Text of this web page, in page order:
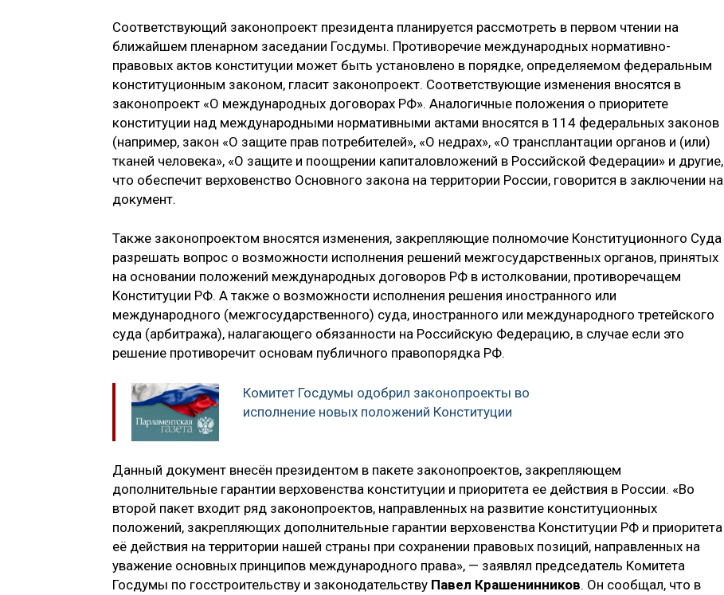
Соответствующий законопроект президента планируется рассмотреть в первом чтении на
ближайшем пленарном заседании Госдумы. Противоречие международных нормативно-
правовых актов конституции может быть установлено в порядке, определяемом федеральным
конституционным законом, гласит законопроект. Соответствующие изменения вносятся в
законопроект «О международных договорах РФ». Аналогичные положения о приоритете
конституции над международными нормативными актами вносятся в 114 федеральных законов
(например, закон «О защите прав потребителей», «О недрах», «О трансплантации органов и (или)
тканей человека», «О защите и поощрении капиталовложений в Российской Федерации» и другие,
что обеспечит верховенство Основного закона на территории России, говорится в заключении на
документ.
Также законопроектом вносятся изменения, закрепляющие полномочие Конституционного Суда
разрешать вопрос о возможности исполнения решений межгосударственных органов, принятых
на основании положений международных договоров РФ в истолковании, противоречащем
Конституции РФ. А также о возможности исполнения решения иностранного или
международного (межгосударственного) суда, иностранного или международного третейского
суда (арбитража), налагающего обязанности на Российскую Федерацию, в случае если это
решение противоречит основам публичного правопорядка РФ.
Комитет Госдумы одобрил законопроекты во
исполнение новых положений Конституции
Данный документ внесён президентом в пакете законопроектов, закрепляющем
дополнительные гарантии верховенства конституции и приоритета ее действия в России. «Во
второй пакет входит ряд законопроектов, направленных на развитие конституционных
положений, закрепляющих дополнительные гарантии верховенства Конституции РФ и приоритета
её действия на территории нашей страны при сохранении правовых позиций, направленных на
уважение основных принципов международного права», — заявлял председатель Комитета
Госдумы по госстроительству и законодательству Павел Крашенинников. Он сообщал, что в